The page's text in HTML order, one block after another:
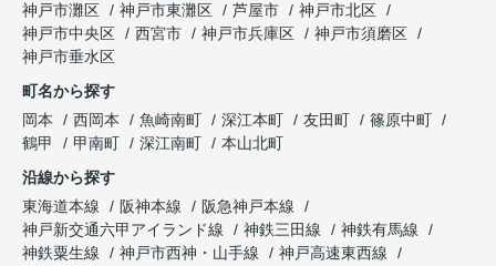
神戸市灘区
神戸市東灘区 芦屋市
神戸市北区
神戸市中央区
西宮市 神戸市兵庫区
神戸市須磨区
神戸市垂水区
町名から探す
岡本
西岡本 魚崎南町 深江本町 友田町
篠原中町
鶴甲
甲南町 深江南町
本山北町
沿線から探す
東海道本線
阪神本線
阪急神戸本線
神戸新交通六甲アイランド線
神鉄三田線
神鉄有馬線
神鉄粟生線
神戸市西神・山手線
神戸高速東西線